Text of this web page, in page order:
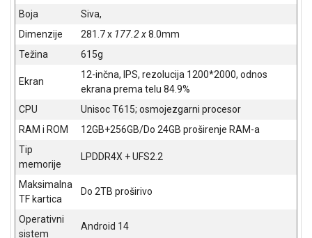
KABLOVI I
ADAPTERI
KANCELARIJSKI
ZA
KUĆU
ŠKOLSKI
PRIBOR
BICIKLE
FITNES
Boja
Siva,
Dimenzije
281.7 x 177.2 x8.0mm
Težina
615g
Ekran
12-inčna, IPS, rezolucija 1200*2000, odnos
ekrana prema telu 84.9%
CPU
Unisoc T615; osmojezgarni procesor
RAM i ROM
12GB+256GB/Do 24GB proširenje RAM-a
Tip
memorije
LPDDR4X + UFS2.2
Maksimalna
TF kartica
Do 2TB proširivo
Operativni
sistem
Android 14